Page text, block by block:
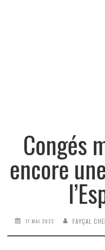
Congés
encore
17 MAI 2022 FAYÇAL